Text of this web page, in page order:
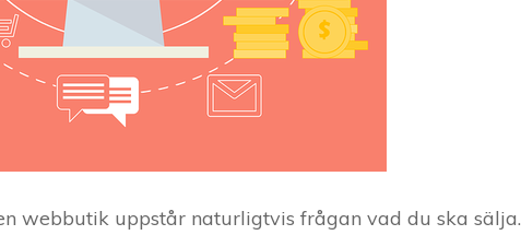
webbutik uppstår naturligtvis frågan vad du ska sälja.